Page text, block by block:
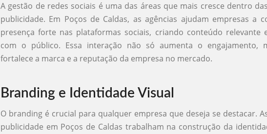
A gestão de redes sociais é uma das áreas que mais cresce dentro
publicidade. Em Poços de Caldas, as agências ajudam empresas a
presença forte nas plataformas sociais, criando conteúdo relevante
com o público. Essa interação não só aumenta o engajamento,
fortalece a marca e a reputação da empresa no mercado.
Branding e Identidade Visual
O branding é crucial para qualquer empresa que deseja se destacar.
publicidade em Poços de Caldas trabalham na construção da